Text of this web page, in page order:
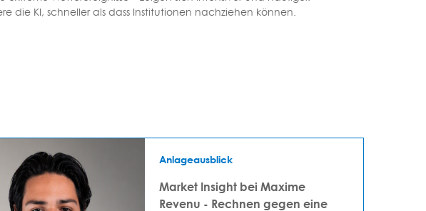
die KI, schneller als dass Institutionen nachziehen können.
Anlageausblick
Market Insight bei Maxime
Revenu - Rechnen gegen eine